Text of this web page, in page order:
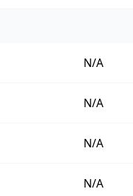
N/A
N/A
N/A
N/A